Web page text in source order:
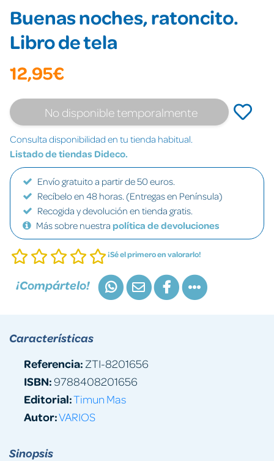
Buenas noches, ratoncito.
Libro de tela
12,95€
No disponible temporalmente
Consulta disponibilidad en tu tienda habitual.
Listado de tiendas Dideco.
Envío gratuito a partir de 50 euros.
Recíbelo en 48 horas. (Entregas en Península)
Recogida y devolución en tienda gratis.
Más sobre nuestra política de devoluciones
¡Sé el primero en valorarlo!
¡Compártelo!
Sinopsis
Características
Referencia: ZTI-8201656
ISBN:9788408201656
Editorial:Timun Mas
Autor:VARIOS